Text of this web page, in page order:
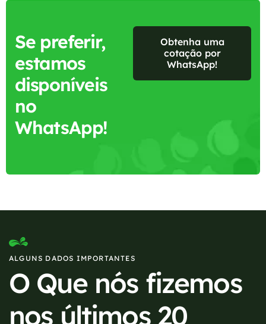
Se preferir,
estamos
disponíveis
no
WhatsApp!
Obtenha uma
cotação por
WhatsApp!
ALGUNS DADOS IMPORTANTES
O Que nós fizemos
nos últimos 20